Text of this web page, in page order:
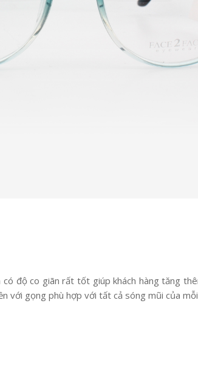
có độ co giãn rất tốt giúp khách hàng tăng
với gọng phù hợp với tất cả sóng mũi của